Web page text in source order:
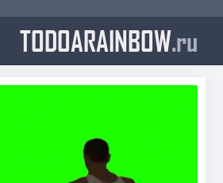
TODOARAINBOW.ru